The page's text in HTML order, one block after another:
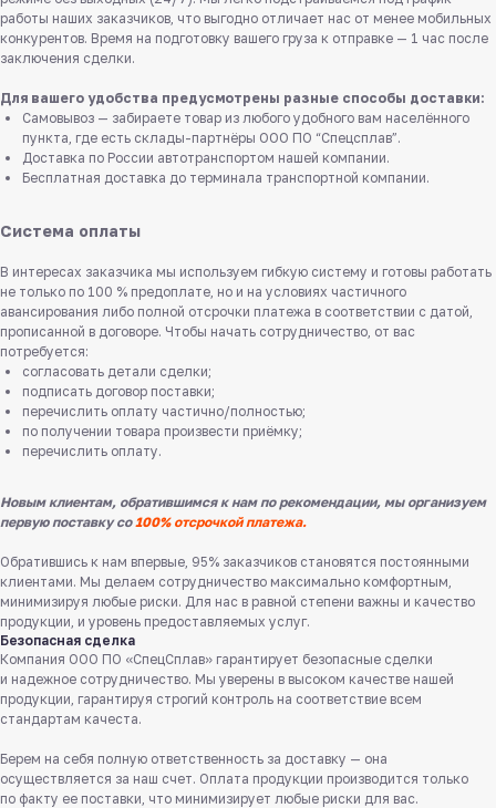
работы наших заказчиков, что выгодно отличает нас от менее мобильных
конкурентов. Время на подготовку вашего груза к отправке — 1 час после
заключения сделки.
Для вашего удобства предусмотрены разные способы доставки:
Самовывоз — забираете товар из любого удобного вам населённого
пункта, где есть склады-партнёры ООО ПО “Спецсплав”.
Доставка по России автотранспортом нашей компании.
Бесплатная доставка до терминала транспортной компании.
Система оплаты
В интересах заказчика мы используем гибкую систему и готовы работать
не только по 100 % предоплате, но и на условиях частичного
авансирования либо полной отсрочки платежа в соответствии с датой,
прописанной в договоре. Чтобы начать сотрудничество, от вас
потребуется:
согласовать детали сделки;
подписать договор поставки;
перечислить оплату частично/полностью;
по получении товара произвести приёмку;
перечислить оплату.
Новым клиентам, обратившимся к нам по рекомендации, мы организуем
первую поставку со100% отсрочкой платежа.
Обратившись к нам впервые, 95% заказчиков становятся постоянными
клиентами. Мы делаем сотрудничество максимально комфортным,
минимизируя любые риски. Для нас в равной степени важны и качество
продукции, и уровень предоставляемых услуг.
Безопасная сделка
Компания ООО ПО «СпецСплав» гарантирует безопасные сделки
и надежное сотрудничество. Мы уверены в высоком качестве нашей
продукции, гарантируя строгий контроль на соответствие всем
стандартам качеста.
Берем на себя полную ответственность за доставку — она
осуществляется за наш счет. Оплата продукции производится только
по факту ее поставки, что минимизирует любые риски для вас.
Служба поддержки клиентов
Работаем ежедневно с 8:00 до 18:00